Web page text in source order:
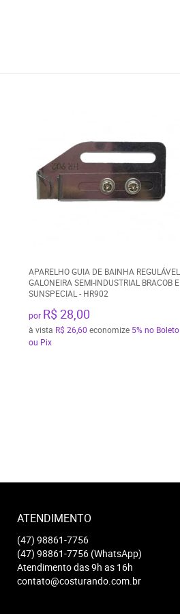
APARELHO GUIA DE BAINHA REGULÁVEL
GALONEIRA SEMI-INDUSTRIAL BRACOB E
SUNSPECIAL - HR902
por R$ 28,00
à vista R$ 26,60 economize 5% no Boleto
ou Pix
ATENDIMENTO
(47) 98861-7756
(47) 98861-7756 (WhatsApp)
Atendimento das 9h as 16h
contato@costurando.com.br